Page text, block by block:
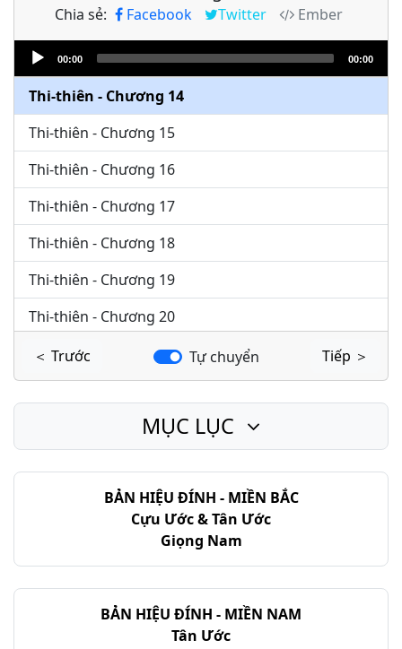
Chia sẻ: Facebook Twitter
Ember
Audio
Player
00:00 00:00
Thi-thiên - Chương 12
Thi-thiên - Chương 13
Thi-thiên - Chương 14
Thi-thiên - Chương 15
Thi-thiên - Chương 16
Thi-thiên - Chương 17
Thi-thiên - Chương 18
Thi-thiên - Chương 19
Thi-thiên - Chương 20
Thi-thiên - Chương 21
Thi-thiên - Chương 23
Thi-thiên - Chương 25
Thi-thiên - Chương 26
Thi-thiên - Chương 28
＜ Trước Tự chuyển Tiếp ＞
BẢN HIỆU ĐÍNH - MIỀN BẮC
Cựu Ước & Tân Ước
Giọng Nam
BẢN HIỆU ĐÍNH - MIỀN NAM
Tân Ước
MỤC LỤC